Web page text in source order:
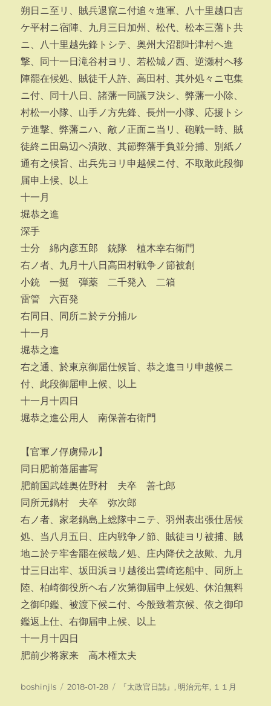
朔日ニ至リ、賊兵退竄ニ付追々進軍、八十里越口吉
ケ平村ニ宿陣、九月三日加州、松代、松本三藩ト共
ニ、八十里越先鋒トシテ、奥州大沼郡叶津村ヘ進
撃、同十一日滝谷村ヨリ、若松城ノ西、逆瀬村ヘ移
陣罷在候処、賊徒千人許、高田村、其外処々ニ屯集
ニ付、同十八日、諸藩一同議ヲ決シ、弊藩一小除、
村松一小隊、山手ノ方先鋒、長州一小隊、応援トシ
テ進撃、弊藩ニハ、敵ノ正面ニ当リ、砲戦一時、賊
徒終ニ田島辺ヘ潰敗、其節弊藩手負並分捕、別紙ノ
通有之候旨、出兵先ヨリ申越候ニ付、不取敢此段御
届申上候、以上
十一月
堀恭之進
深手
士分 綿内彦五郎 銃隊 植木幸右衛門
右ノ者、九月十八日高田村戦争ノ節被創
小銃 一挺 弾薬 二千発入 二箱
雷管 六百発
右同日、同所ニ於テ分捕ル
十一月
堀恭之進
右之通、於東京御届仕候旨、恭之進ヨリ申越候ニ
付、此段御届申上候、以上
十一月十四日
堀恭之進公用人 南保善右衛門
【官軍ノ俘虜帰ル】
同日肥前藩届書写
肥前国武雄奥佐野村 夫卒 善七郎
同所元鍋村 夫卒 弥次郎
右ノ者、家老鍋島上総隊中ニテ、羽州表出張仕居候
処、当八月五日、庄内戦争ノ節、賊徒ヨリ被捕、賊
地ニ於テ牢舎罷在候哉ノ処、庄内降伏之故歟、九月
廿三日出牢、坂田浜ヨリ越後出雲崎迄船中、同所上
陸、柏崎御役所ヘ右ノ次第御届申上候処、休泊無料
之御印鑑、被渡下候ニ付、今般致着京候、依之御印
鑑返上仕、右御届申上候、以上
十一月十四日
肥前少将家来 高木権太夫
投
boshinjls
投
2018-01-28
カ『太政官日誌』 , 明治元年, １１月